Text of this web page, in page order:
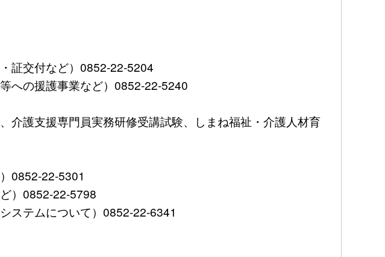
証交付など）0852-22-5204
への援護事業など）0852-22-5240
介護支援専門員実務研修受講試験、しまね福祉・介護人材育
0852-22-5301
）0852-22-5798
ステムについて）0852-22-6341